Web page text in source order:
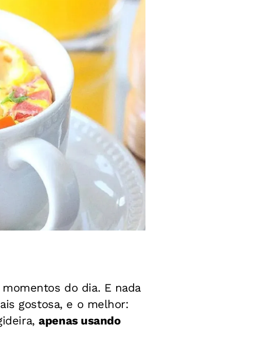
do dia. E nada
gostosa, e o melhor:
apenas usando